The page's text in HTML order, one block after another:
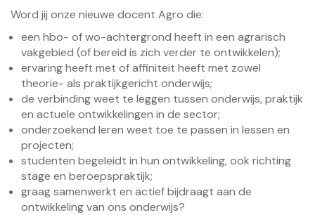
Word jij onze nieuwe docent Agro die:
een hbo- of wo-achtergrond heeft in een agrarisch
vakgebied (of bereid is zich verder te ontwikkelen);
ervaring heeft met of affiniteit heeft met zowel
theorie- als praktijkgericht onderwijs;
de verbinding weet te leggen tussen onderwijs, praktijk
en actuele ontwikkelingen in de sector;
onderzoekend leren weet toe te passen in lessen en
projecten;
studenten begeleidt in hun ontwikkeling, ook richting
stage en beroepspraktijk;
graag samenwerkt en actief bijdraagt aan de
ontwikkeling van ons onderwijs?